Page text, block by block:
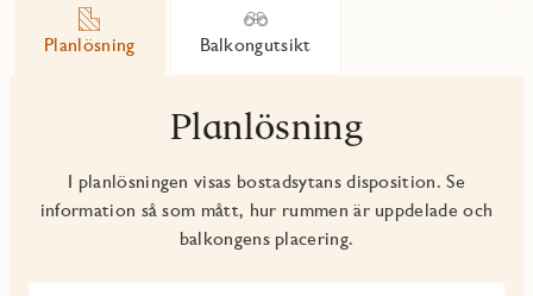
Planlösning Balkongutsikt
Planlösning
I planlösningen visas bostadsytans disposition. Se
information så som mått, hur rummen är uppdelade och
balkongens placering.